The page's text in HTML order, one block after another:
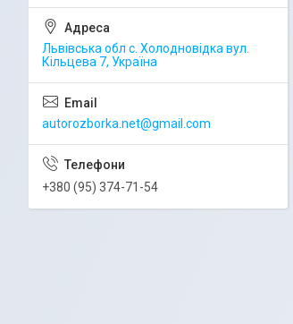
Львівська обл с. Холодновідка вул.
Кільцева 7, Україна
autorozborka.net@gmail.com
+380 (95) 374-71-54